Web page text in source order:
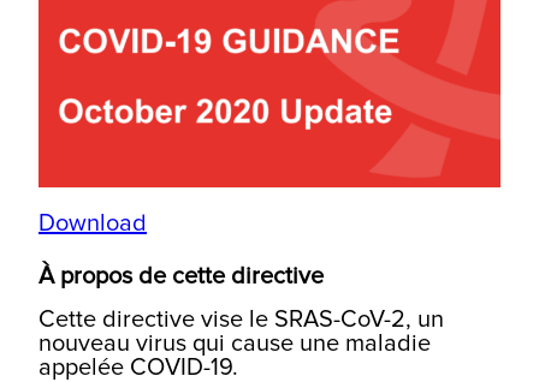
Download
À propos de cette directive
Cette directive vise le SRAS-CoV-2, un
nouveau virus qui cause une maladie
appelée COVID-19.